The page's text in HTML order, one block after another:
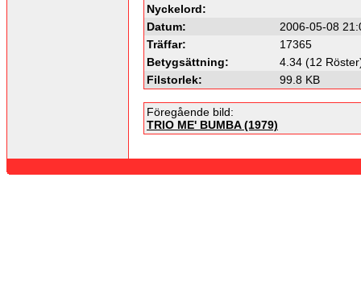
Nyckelord:
Datum:
2006-05-08
Träffar:
17365
Betygsättning:
4.34 (12
Filstorlek:
99.8 KB
Föregående bild:
TRIO ME' BUMBA (1979)